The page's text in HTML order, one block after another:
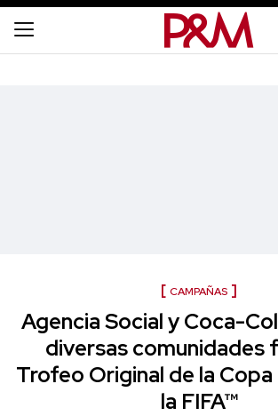
CAMPAÑAS
Agencia Social y Coca-
diversas comunidades
Trofeo Original de la Copa
la FIFA™